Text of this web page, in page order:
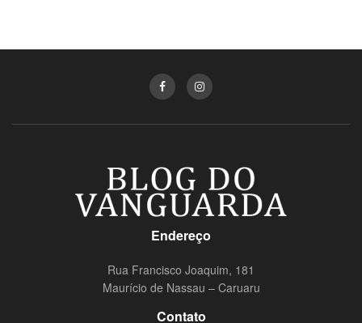
Endereço
Rua Francisco Joaquim, 181
Maurício de Nassau – Caruaru
Contato